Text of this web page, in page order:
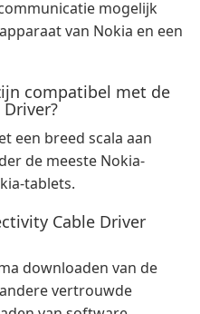
mogelijk
van Nokia en een
compatibel met de
een breed scala aan
de meeste Nokia-
tablets.
Cable Driver
downloaden van de
vertrouwde